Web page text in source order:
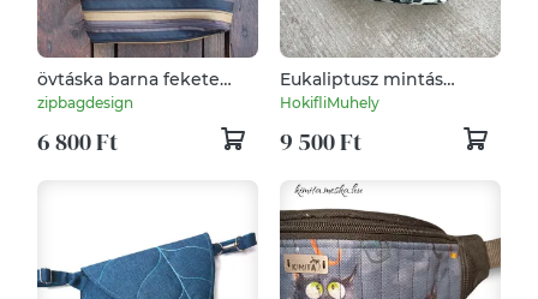
övtáska barna fekete
homokszínű cipzárspirál
zipbagdesign
6 800 Ft
Eukaliptusz mintás
övtáska fekete
textilbőrrel
HokifliMuhely
9 500 Ft